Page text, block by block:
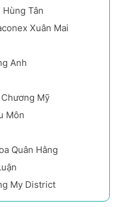
Tân
Xuân Mai
Anh
Mỹ
Môn
Quân Hằng
My District